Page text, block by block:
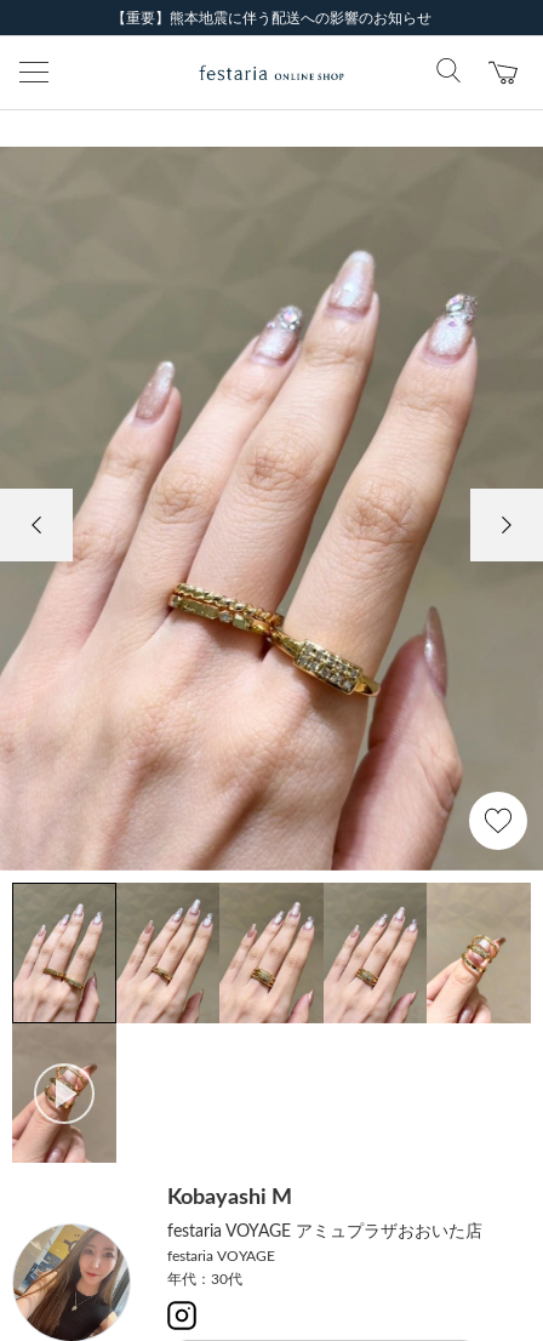
【重要】熊本地震に伴う配送への影響のお知らせ
前の画像
Kobayashi M
festaria VOYAGE アミュプラザおおいた店
festaria VOYAGE
年代：30代